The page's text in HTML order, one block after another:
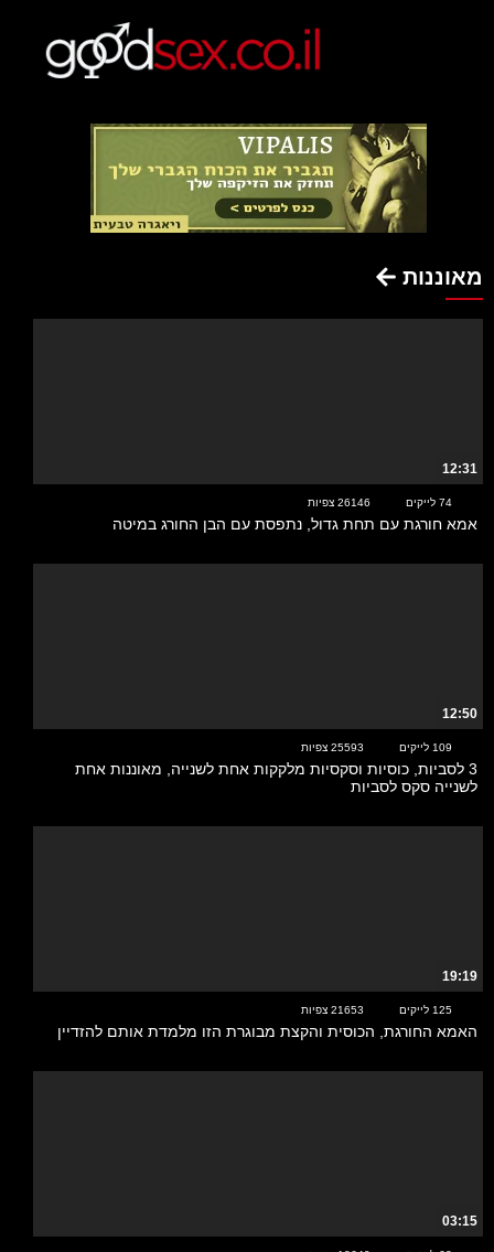
מאוננות
12:31
74 לייקים 26146 צפיות
אמא חורגת עם תחת גדול, נתפסת עם הבן החורג במיטה
12:50
109 לייקים 25593 צפיות
3 לסביות, כוסיות וסקסיות מלקקות אחת לשנייה, מאוננות אחת
לשנייה סקס לסביות
19:19
125 לייקים 21653 צפיות
האמא החורגת, הכוסית והקצת מבוגרת הזו מלמדת אותם להזדיין
03:15